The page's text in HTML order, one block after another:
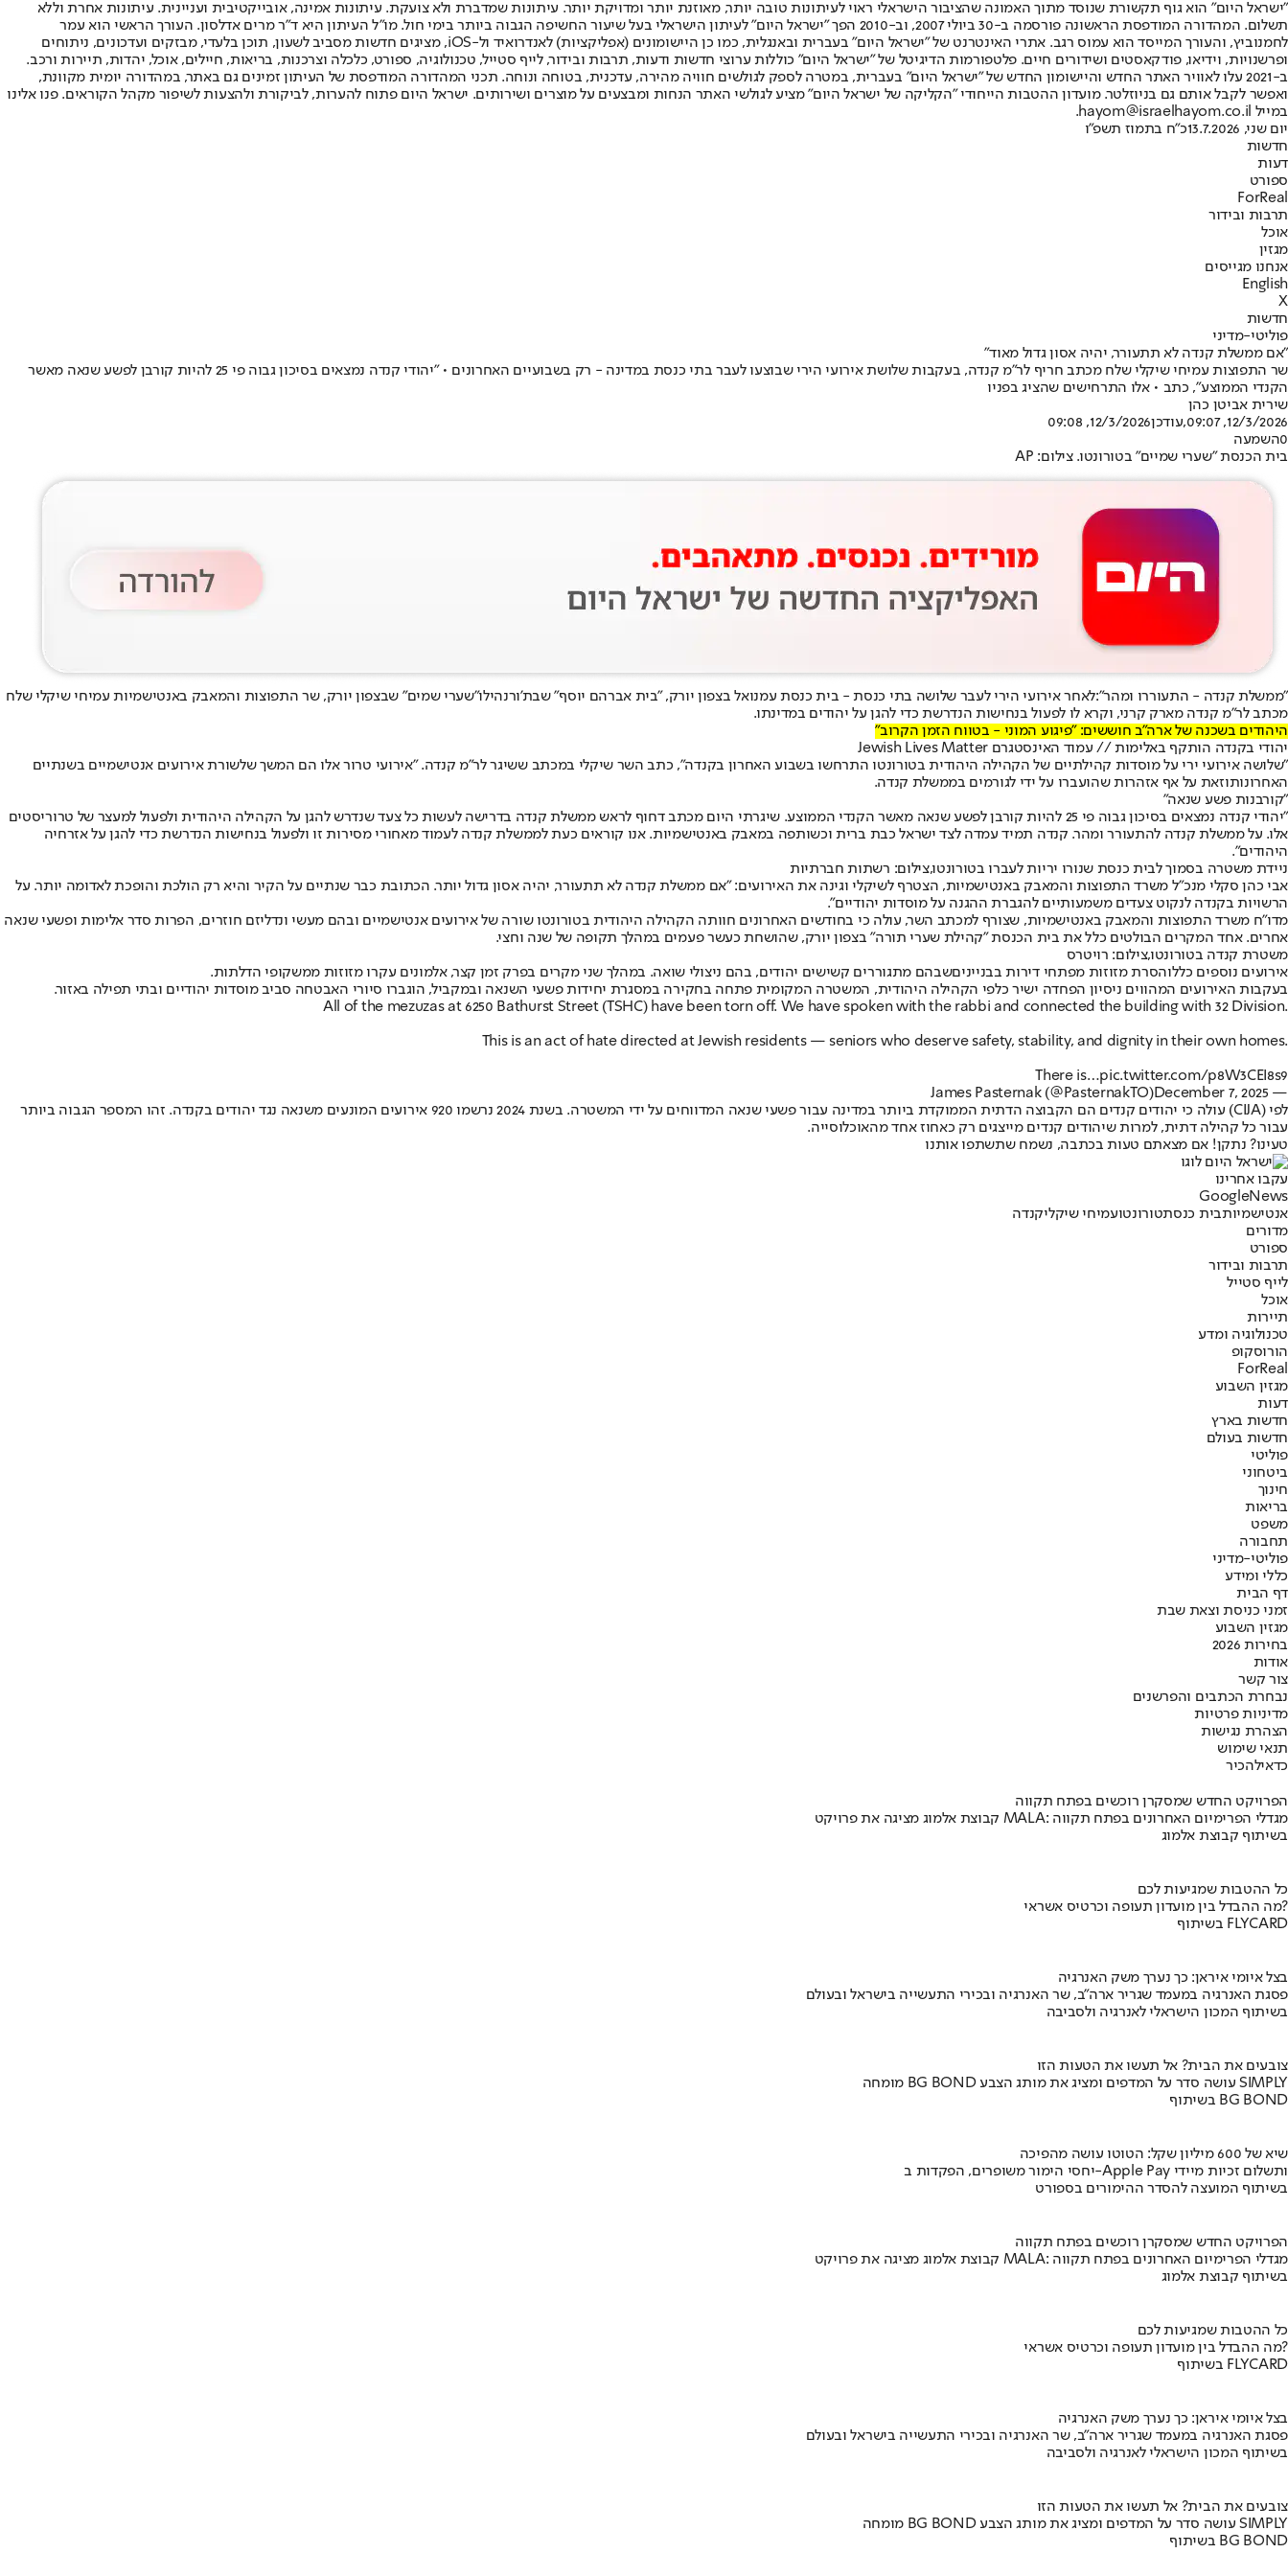
"ישראל היום" הוא גוף תקשורת שנוסד מתוך האמונה שהציבור הישראלי ראוי לעיתונות טובה יותר, מאוזנת יותר ומדויקת יותר. עיתונות שמדברת ולא צועקת. עיתונות אמינה, אובייקטיבית ועניינית. עיתונות אחרת וללא
תשלום. המהדורה המודפסת הראשונה פורסמה ב-30 ביולי 2007, וב-2010 הפך "ישראל היום" לעיתון הישראלי בעל שיעור החשיפה הגבוה ביותר בימי חול. מו"ל העיתון היא ד"ר מרים אדלסון. העורך הראשי הוא עמר
לחמנוביץ, והעורך המייסד הוא עמוס רגב. אתרי האינטרנט של "ישראל היום" בעברית ובאנגלית, כמו כן היישומונים (אפליקציות) לאנדרואיד ול-iOS, מציגים חדשות מסביב לשעון, תוכן בלעדי, מבזקים ועדכונים, ניתוחים
ופרשנויות, וידיאו, פודקאסטים ושידורים חיים. פלטפורמות הדיגיטל של "ישראל היום" כוללות ערוצי חדשות ודעות, תרבות ובידור, לייף סטייל, טכנולוגיה, ספורט, כלכלה וצרכנות, בריאות, חיילים, אוכל, יהדות, תיירות ורכב.
ב-2021 עלו לאוויר האתר החדש והיישומון החדש של "ישראל היום" בעברית, במטרה לספק לגולשים חוויה מהירה, עדכנית, בטוחה ונוחה. תכני המהדורה המודפסת של העיתון זמינים גם באתר, במהדורה יומית מקוונת,
ואפשר לקבל אותם גם בניוזלטר. מועדון ההטבות הייחודי "הקליקה של ישראל היום" מציע לגולשי האתר הנחות ומבצעים על מוצרים ושירותים. ישראל היום פתוח להערות, לביקורת ולהצעות לשיפור מקהל הקוראים. פנו אלינו
במייל hayom@israelhayom.co.il.
יום שני, 13.7.2026
כ"ח בתמוז תשפ"ו
חדשות
דעות
ספורט
ForReal
תרבות ובידור
אוכל
מגזין
אנחנו מגייסים
English
X
חדשות
פוליטי-מדיני
"אם ממשלת קנדה לא תתעורר, יהיה אסון גדול מאוד"
שר התפוצות עמיחי שיקלי שלח מכתב חריף לר"מ קנדה, בעקבות שלושת אירועי הירי שבוצעו לעבר בתי כנסת במדינה - רק בשבועיים האחרונים • "יהודי קנדה ​​​​נמצאים בסיכון גבוה פי 25 להיות קורבן לפשע שנאה מאשר
הקנדי הממוצע", כתב • אלו התרחישים שהציג בפניו
שירית אביטן כהן
12/3/2026, 09:07
,עודכן12/3/2026, 09:08
0השמעה
בית הכנסת "שערי שמיים" בטורונטו. צילום: AP
"ממשלת קנדה - התעוררו ומהר":לאחר אירועי הירי לעבר שלושה בתי כנסת - בית כנסת עמנואל בצפון יורק, "בית אברהם יוסף" שבת'ורנהילו"שערי שמים" שבצפון יורק, שר התפוצות והמאבק באנטישמיות עמיחי שיקלי שלח
מכתב לר"מ קנדה מארק קרני, וקרא לו לפעול בנחישות הנדרשת כדי להגן על יהודים במדינתו.
היהודים בשכנה של ארה"ב חוששים: "פיגוע המוני - בטווח הזמן הקרוב"
יהודי בקנדה הותקף באלימות // עמוד האינסטגרם Jewish Lives Matter
"שלושה אירועי ירי על מוסדות קהילתיים של הקהילה היהודית בטורונטו התרחשו בשבוע האחרון בקנדה", כתב השר שיקלי במכתב ששיגר לר"מ קנדה. "אירועי טרור אלו הם המשך שלשורת אירועים אנטישמיים בשנתיים
האחרונותוזאת על אף אזהרות שהועברו על ידי לגורמים בממשלת קנדה.
"קורבנות פשע שנאה"
"יהודי קנדה ​​​​נמצאים בסיכון גבוה פי 25 להיות קורבן לפשע שנאה מאשר הקנדי הממוצע. שיגרתי היום מכתב דחוף לראש ממשלת קנדה בדרישה לעשות כל צעד שנדרש להגן על הקהילה היהודית ולפעול למעצר של טרוריסטים
אלו. על ממשלת קנדה להתעורר ומהר. קנדה תמיד עמדה לצד ישראל כבת ברית וכשותפה במאבק באנטישמיות. אנו קוראים כעת לממשלת קנדה לעמוד מאחורי מסירות זו ולפעול בנחישות הנדרשת כדי להגן על אזרחיה
היהודים".
ניידת משטרה בסמוך לבית כנסת שנורו יריות לעברו בטורונטו,צילום: רשתות חברתיות
אבי כהן סקלי מנכ״ל משרד התפוצות והמאבק באנטישמיות, הצטרף לשיקלי וגינה את האירועים: "אם ממשלת קנדה לא תתעורר, יהיה אסון גדול יותר. הכתובת כבר שנתיים על הקיר והיא רק הולכת והופכת לאדומה יותר. על
הרשויות בקנדה לנקוט צעדים משמעותיים להגברת ההגנה על מוסדות יהודיים".
מדו"ח משרד התפוצות והמאבק באנטישמיות, שצורף למכתב השר, עולה כי בחודשים האחרונים חוותה הקהילה היהודית בטורונטו שורה של אירועים אנטישמיים ובהם מעשי ונדליזם חוזרים, הפרות סדר אלימות ופשעי שנאה
אחרים. אחד המקרים הבולטים כלל את בית הכנסת "קהילת שערי תורה" בצפון יורק, שהושחת כעשר פעמים במהלך תקופה של שנה וחצי.
משטרת קנדה בטורונטו,צילום: רויטרס
​​​אירועים נוספים כללוהסרת מזוזות מפתחי דירות בבנייניםשבהם מתגוררים קשישים יהודים, בהם ניצולי שואה. במהלך שני מקרים בפרק זמן קצר, אלמונים עקרו מזוזות ממשקופי הדלתות.
בעקבות האירועים המהווים ניסיון הפחדה ישיר כלפי הקהילה היהודית, המשטרה המקומית פתחה בחקירה במסגרת יחידות פשעי השנאה ובמקביל, הוגברו סיורי האבטחה סביב מוסדות יהודיים ובתי תפילה באזור.
All of the mezuzas at 6250 Bathurst Street (TSHC) have been torn off. We have spoken with the rabbi and connected the building with 32 Division.
This is an act of hate directed at Jewish residents — seniors who deserve safety, stability, and dignity in their own homes.
There is…pic.twitter.com/p8W3CEI8s9
— James Pasternak (@PasternakTO)
December 7, 2025
לפי (CIJA) עולה כי יהודים קנדים הם הקבוצה הדתית הממוקדת ביותר במדינה עבור פשעי שנאה המדווחים על ידי המשטרה. בשנת 2024 נרשמו 920 אירועים המונעים משנאה נגד יהודים בקנדה. זהו המספר הגבוה ביותר
עבור כל קהילה דתית, למרות שיהודים קנדים מייצגים רק כאחוז אחד מהאוכלוסייה.
טעינו? נתקן! אם מצאתם טעות בכתבה, נשמח שתשתפו אותנו
עקבו אחרינו
Googl eNews
אנטישמיותבית כנסתטורונטועמיחי שיקליקנדה
מדורים
ספורט
תרבות ובידור
לייף סטייל
אוכל
תיירות
טכנולוגיה ומדע
הורוסקופ
ForReal
מגזין השבוע
דעות
חדשות בארץ
חדשות בעולם
פוליטי
ביטחוני
חינוך
בריאות
משפט
תחבורה
פוליטי-מדיני
כללי ומידע
דף הבית
זמני כניסת וצאת שבת
מגזין השבוע
בחירות 2026
אודות
צור קשר
נבחרת הכתבים והפרשנים
מדיניות פרטיות
הצהרת נגישות
תנאי שימוש
כדאילהכיר
הפרויקט החדש שמסקרן רוכשים בפתח תקווה
קבוצת אלמוג מציגה את פרויקט MALA: מגדלי הפרימיום האחרונים בפתח תקווה
בשיתוף קבוצת אלמוג
כל ההטבות שמגיעות לכם
מה ההבדל בין מועדון תעופה וכרטיס אשראי?
בשיתוף FLYCARD
בצל איומי איראן: כך נערך משק האנרגיה
פסגת האנרגיה במעמד שגריר ארה"ב, שר האנרגיה ובכירי התעשייה בישראל ובעולם
בשיתוף המכון הישראלי לאנרגיה ולסביבה
צובעים את הבית? אל תעשו את הטעות הזו
מומחה BG BOND עושה סדר על המדפים ומציג את מותג הצבע SIMPLY
בשיתוף BG BOND
שיא של 600 מיליון שקל: הטוטו עושה מהפיכה
יחסי הימור משופרים, הפקדות ב-Apple Pay ותשלום זכיות מיידי
בשיתוף המועצה להסדר ההימורים בספורט
הפרויקט החדש שמסקרן רוכשים בפתח תקווה
קבוצת אלמוג מציגה את פרויקט MALA: מגדלי הפרימיום האחרונים בפתח תקווה
בשיתוף קבוצת אלמוג
כל ההטבות שמגיעות לכם
מה ההבדל בין מועדון תעופה וכרטיס אשראי?
בשיתוף FLYCARD
בצל איומי איראן: כך נערך משק האנרגיה
פסגת האנרגיה במעמד שגריר ארה"ב, שר האנרגיה ובכירי התעשייה בישראל ובעולם
בשיתוף המכון הישראלי לאנרגיה ולסביבה
צובעים את הבית? אל תעשו את הטעות הזו
מומחה BG BOND עושה סדר על המדפים ומציג את מותג הצבע SIMPLY
בשיתוף BG BOND